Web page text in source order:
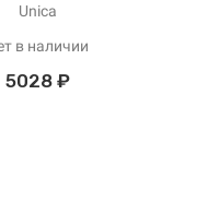
Unica
в наличии
5028 ₽